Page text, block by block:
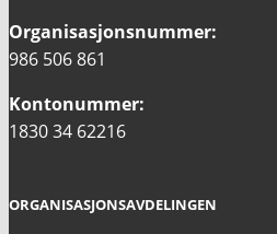
Organisasjonsnummer:
986 506 861
Kontonummer:
1830 34 62216
ORGANISASJONSAVDELINGEN